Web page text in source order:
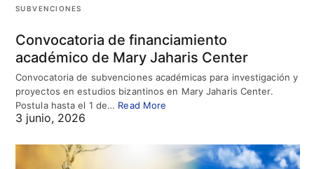
SUBVENCIONES
Convocatoria de financiamiento
académico de Mary Jaharis Center
Convocatoria de subvenciones académicas para investigación y
proyectos en estudios bizantinos en Mary Jaharis Center.
Postula hasta el 1 de… Read More
3 junio, 2026